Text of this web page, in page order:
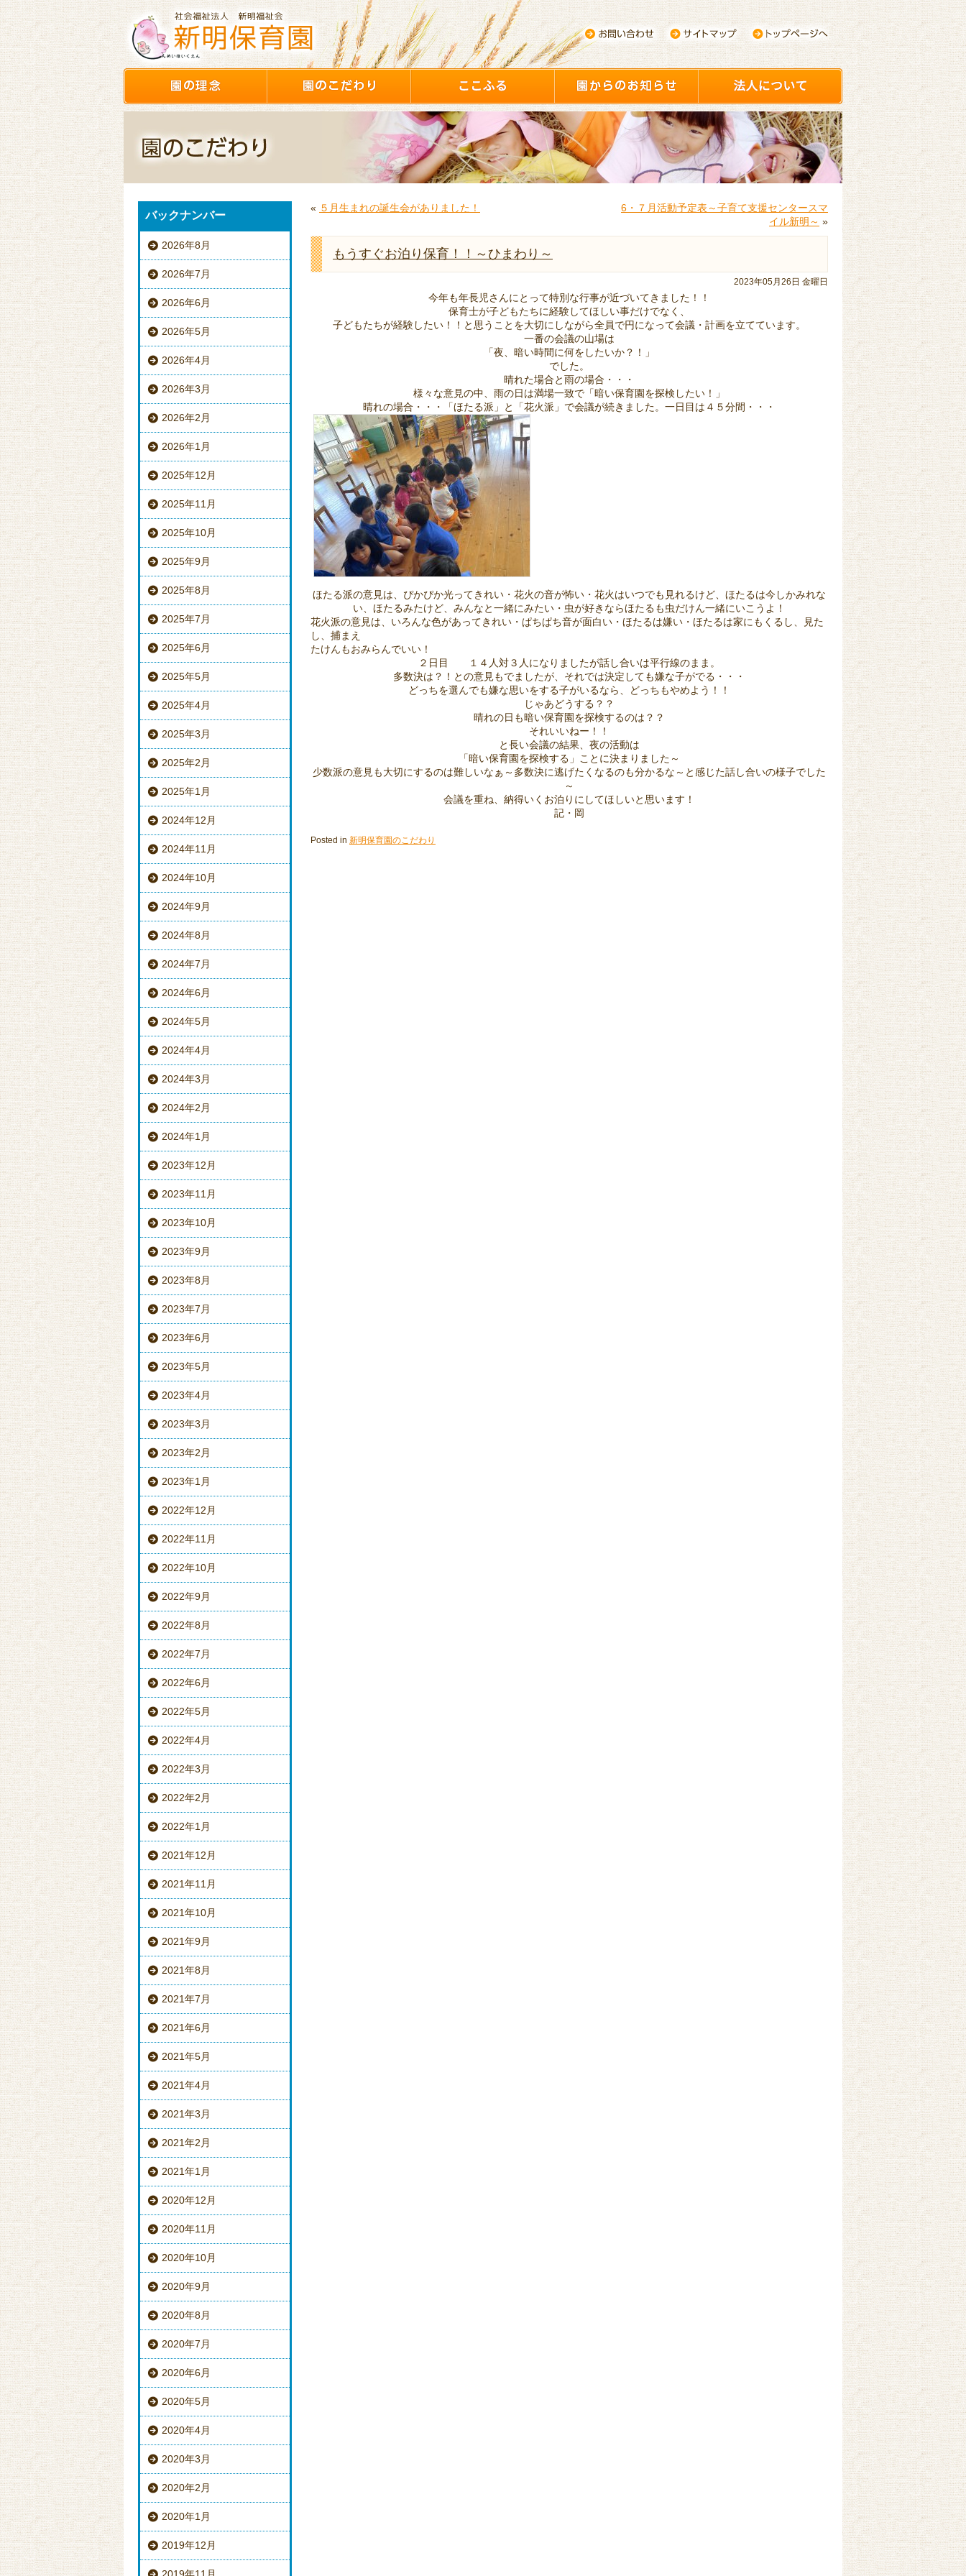
バックナンバー
2026年8月
2026年7月
2026年6月
2026年5月
2026年4月
2026年3月
2026年2月
2026年1月
2025年12月
2025年11月
2025年10月
2025年9月
2025年8月
2025年7月
2025年6月
2025年5月
2025年4月
2025年3月
2025年2月
2025年1月
2024年12月
2024年11月
2024年10月
2024年9月
2024年8月
2024年7月
2024年6月
2024年5月
2024年4月
2024年3月
2024年2月
2024年1月
2023年12月
2023年11月
2023年10月
2023年9月
2023年8月
2023年7月
2023年6月
2023年5月
2023年4月
2023年3月
2023年2月
2023年1月
2022年12月
2022年11月
2022年10月
2022年9月
2022年8月
2022年7月
2022年6月
2022年5月
2022年4月
2022年3月
2022年2月
2022年1月
2021年12月
2021年11月
2021年10月
2021年9月
2021年8月
2021年7月
2021年6月
2021年5月
2021年4月
2021年3月
2021年2月
2021年1月
2020年12月
2020年11月
2020年10月
2020年9月
2020年8月
2020年7月
2020年6月
2020年5月
2020年4月
2020年3月
2020年2月
2020年1月
2019年12月
« ５月生まれの誕生会がありました！
6・７月活動予定表～子育て支援センタースマ
イル新明～ »
もうすぐお泊り保育！！～ひまわり～
2023年05月26日 金曜日
今年も年長児さんにとって特別な行事が近づいてきました！！
保育士が子どもたちに経験してほしい事だけでなく、
子どもたちが経験したい！！と思うことを大切にしながら全員で円になって会議・計画を立てています。
一番の会議の山場は
「夜、暗い時間に何をしたいか？！」
でした。
晴れた場合と雨の場合・・・
様々な意見の中、雨の日は満場一致で「暗い保育園を探検したい！」
晴れの場合・・・「ほたる派」と「花火派」で会議が続きました。一日目は４５分間・・・
ほたる派の意見は、ぴかぴか光ってきれい・花火の音が怖い・花火はいつでも見れるけど、ほたるは今しかみれな
い、ほたるみたけど、みんなと一緒にみたい・虫が好きならほたるも虫だけん一緒にいこうよ！
花火派の意見は、いろんな色があってきれい・ぱちぱち音が面白い・ほたるは嫌い・ほたるは家にもくるし、見た
し、捕まえ
たけんもおみらんでいい！
２日目 １４人対３人になりましたが話し合いは平行線のまま。
多数決は？！との意見もでましたが、それでは決定しても嫌な子がでる・・・
どっちを選んでも嫌な思いをする子がいるなら、どっちもやめよう！！
じゃあどうする？？
晴れの日も暗い保育園を探検するのは？？
それいいねー！！
と長い会議の結果、夜の活動は
「暗い保育園を探検する」ことに決まりました～
少数派の意見も大切にするのは難しいなぁ～多数決に逃げたくなるのも分かるな～と感じた話し合いの様子でした
～
会議を重ね、納得いくお泊りにしてほしいと思います！
記・岡
Posted in 新明保育園のこだわり